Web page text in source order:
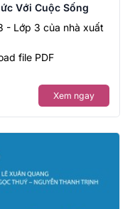
Với Cuộc Sống
- Lớp 3 của nhà xuất
file PDF
Xem ngay